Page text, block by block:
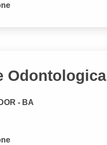
Odontologica
- BA